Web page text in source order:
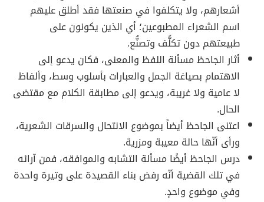
أشعارهم، ولا يتكلفوا في صنعتها فقد أطلق عليهم
اسم الشعراء المطبوعين؛ أي الذين يكونون على
طبيعتهم دون تكلُّف وتصنُّع.
أثار الجاحظ مسألة اللفظ والمعنى، فكان يدعو إلى
الاهتمام بصياغة الجمل والعبارات بأسلوب وسط، وألفاظ
لا عامية ولا غريبة، ويدعو إلى مطابقة الكلام مع مقتضى
الحال.
اعتنى الجاحظ أيضاً بموضوع الانتحال والسرقات الشعرية،
ورأى أنّها حالة معيبة ومزرية.
درس الجاحظ أيضًا مسألة التشابه والموافقه، فمن آرائه
في تلك القضية أنّه رفض بناء القصيدة على وتيرة واحدة
وفي موضوع واحدٍ.